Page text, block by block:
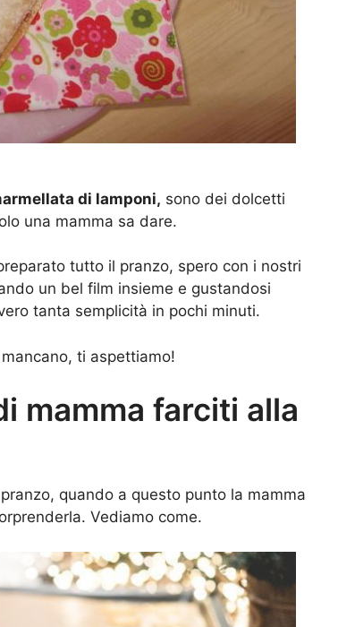
di lamponi, sono dei dolcetti
una mamma sa dare.
tutto il pranzo, spero con i nostri
un bel film insieme e gustandosi
tanta semplicità in pochi minuti.
ti aspettiamo!
mamma farciti alla
quando a questo punto la mamma
Vediamo come.